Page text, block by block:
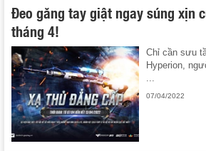
Đeo găng tay giật ngay súng xịn
tháng 4!
Chỉ cần sưu
Hyperion,
07/04/2022